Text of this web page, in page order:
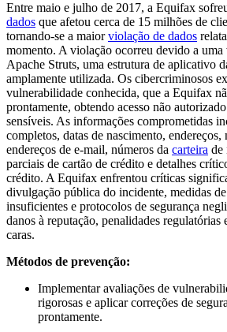
Entre maio e julho de 2017, a Equifax
dados que afetou cerca de 15 milhões de
tornando-se a maiorviolação de dados
momento. A violação ocorreu devido a
Apache Struts, uma estrutura de aplicativo
amplamente utilizada. Os cibercriminosos
vulnerabilidade conhecida, que a Equifax
prontamente, obtendo acesso não
sensíveis. As informações comprometidas
completos, datas de nascimento, endereços,
endereços de e-mail, números da carteira de
parciais de cartão de crédito e detalhes
crédito. A Equifax enfrentou críticas
divulgação pública do incidente, medidas
insuficientes e protocolos de segurança
danos à reputação, penalidades regulatórias
caras.
Métodos de prevenção:
Implementar avaliações de
rigorosas e aplicar correções de
prontamente.